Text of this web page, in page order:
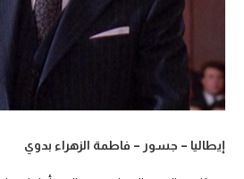
إيطاليا – جسور – فاطمة الزهراء بدوي